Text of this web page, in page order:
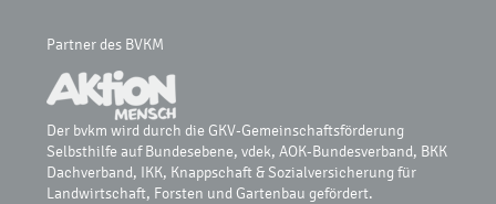
Partner des BVKM
Der bvkm wird durch die GKV-Gemeinschaftsförderung
Selbsthilfe auf Bundesebene, vdek, AOK-Bundesverband, BKK
Dachverband, IKK, Knappschaft & Sozialversicherung für
Landwirtschaft, Forsten und Gartenbau gefördert.